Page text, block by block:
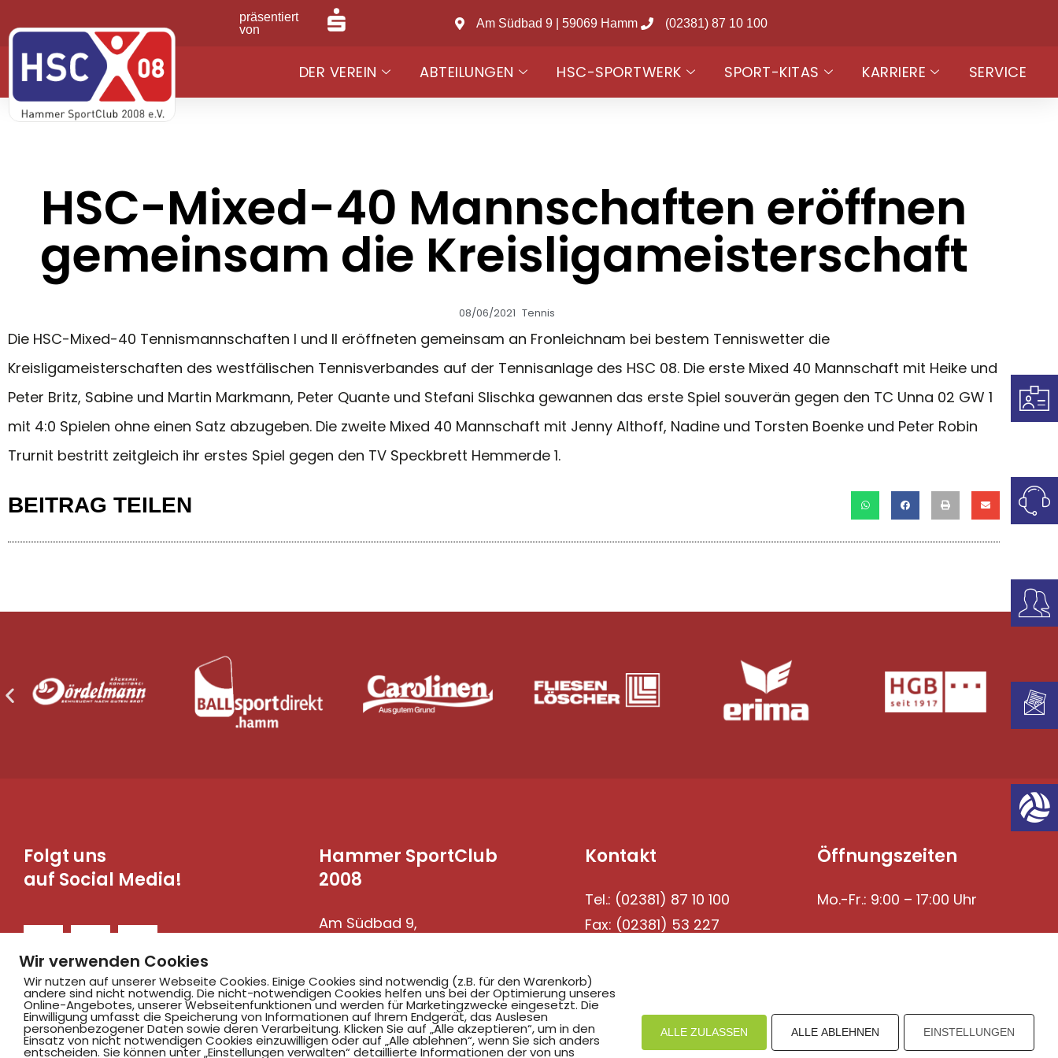
präsentiert
von
Am Südbad 9 | 59069 Hamm (02381) 87 10 100
DER VEREIN ABTEILUNGEN HSC-SPORTWERK SPORT-KITAS KARRIERE SERVICE
HSC-Mixed-40 Mannschaften eröffnen
gemeinsam die Kreisligameisterschaft
08/06/2021 Tennis
Die HSC-Mixed-40 Tennismannschaften I und II eröffneten gemeinsam an Fronleichnam bei bestem Tenniswetter die
Kreisligameisterschaften des westfälischen Tennisverbandes auf der Tennisanlage des HSC 08. Die erste Mixed 40 Mannschaft mit Heike und
Peter Britz, Sabine und Martin Markmann, Peter Quante und Stefani Slischka gewannen das erste Spiel souverän gegen den TC Unna 02 GW 1
mit 4:0 Spielen ohne einen Satz abzugeben. Die zweite Mixed 40 Mannschaft mit Jenny Althoff, Nadine und Torsten Boenke und Peter Robin
Trurnit bestritt zeitgleich ihr erstes Spiel gegen den TV Speckbrett Hemmerde 1.
BEITRAG TEILEN
Folgt uns
auf Social Media!
Hammer SportClub
2008
Am Südbad 9,
Kontakt
Tel.: (02381) 87 10 100
Fax: (02381) 53 227
Öffnungszeiten
Mo.-Fr.: 9:00 – 17:00 Uhr
Wir verwenden Cookies
Wir nutzen auf unserer Webseite Cookies. Einige Cookies sind notwendig (z.B. für den Warenkorb)
andere sind nicht notwendig. Die nicht-notwendigen Cookies helfen uns bei der Optimierung unseres
Online-Angebotes, unserer Webseitenfunktionen und werden für Marketingzwecke eingesetzt. Die
Einwilligung umfasst die Speicherung von Informationen auf Ihrem Endgerät, das Auslesen
personenbezogener Daten sowie deren Verarbeitung. Klicken Sie auf „Alle akzeptieren“, um in den
Einsatz von nicht notwendigen Cookies einzuwilligen oder auf „Alle ablehnen“, wenn Sie sich anders
entscheiden. Sie können unter „Einstellungen verwalten“ detaillierte Informationen der von uns
ALLE ZULASSEN ALLE ABLEHNEN EINSTELLUNGEN